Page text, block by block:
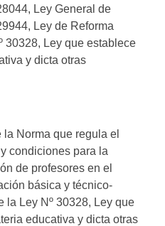
Ley General de
Ley de Reforma
30328, Ley que establece
y dicta otras
Norma que regula el
condiciones para la
de profesores en el
básica y técnico-
la Ley Nº 30328, Ley que
educativa y dicta otras